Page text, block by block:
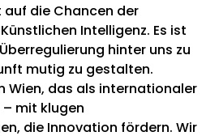
auf die Chancen der
Intelligenz. Es ist
hinter uns zu
mutig zu gestalten.
Wien, das als internationaler
mit klugen
die Innovation fördern. Wir